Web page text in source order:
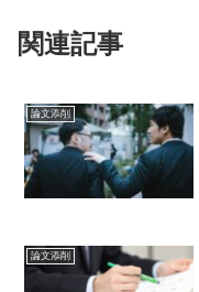
関連記事
論文添削
論文添削